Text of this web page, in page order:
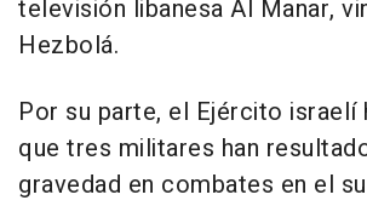
televisión libanesa Al Manar,
Hezbolá.
Por su parte, el Ejército israelí
que tres militares han
gravedad en combates en el